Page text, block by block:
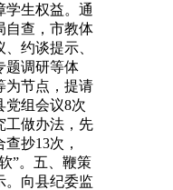
学生权益。通
自查，市教体
约谈提示、
题调研等体
为节点，提请
党组会议8次
工做办法，先
抄13次，
”。五、鞭策
。向县纪委监